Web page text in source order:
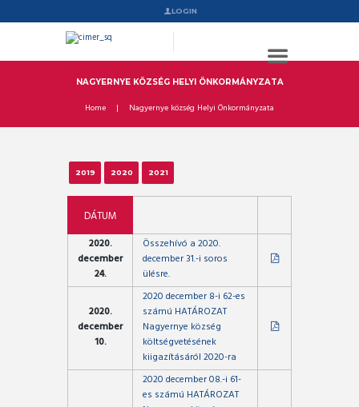
LOGIN
NAGYERNYE KÖZSÉG HELYI ÖNKORMÁNYZATA
Home Nagyernye község Helyi Önkormányzata
2019 2020 2021
DÁTUM
2020.
december
24.
Összehívó a 2020.
december 31.-i soros
ülésre.
2020.
december
10.
2020 december 8-i 62-es
számú HATÁROZAT
Nagyernye község
költségvetésének
kiigazításáról 2020-ra
2020 december 08.-i 61-
es számú HATÁROZAT